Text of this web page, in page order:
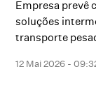
Empresa prevê
soluções
transporte
12 Mai 2026 -